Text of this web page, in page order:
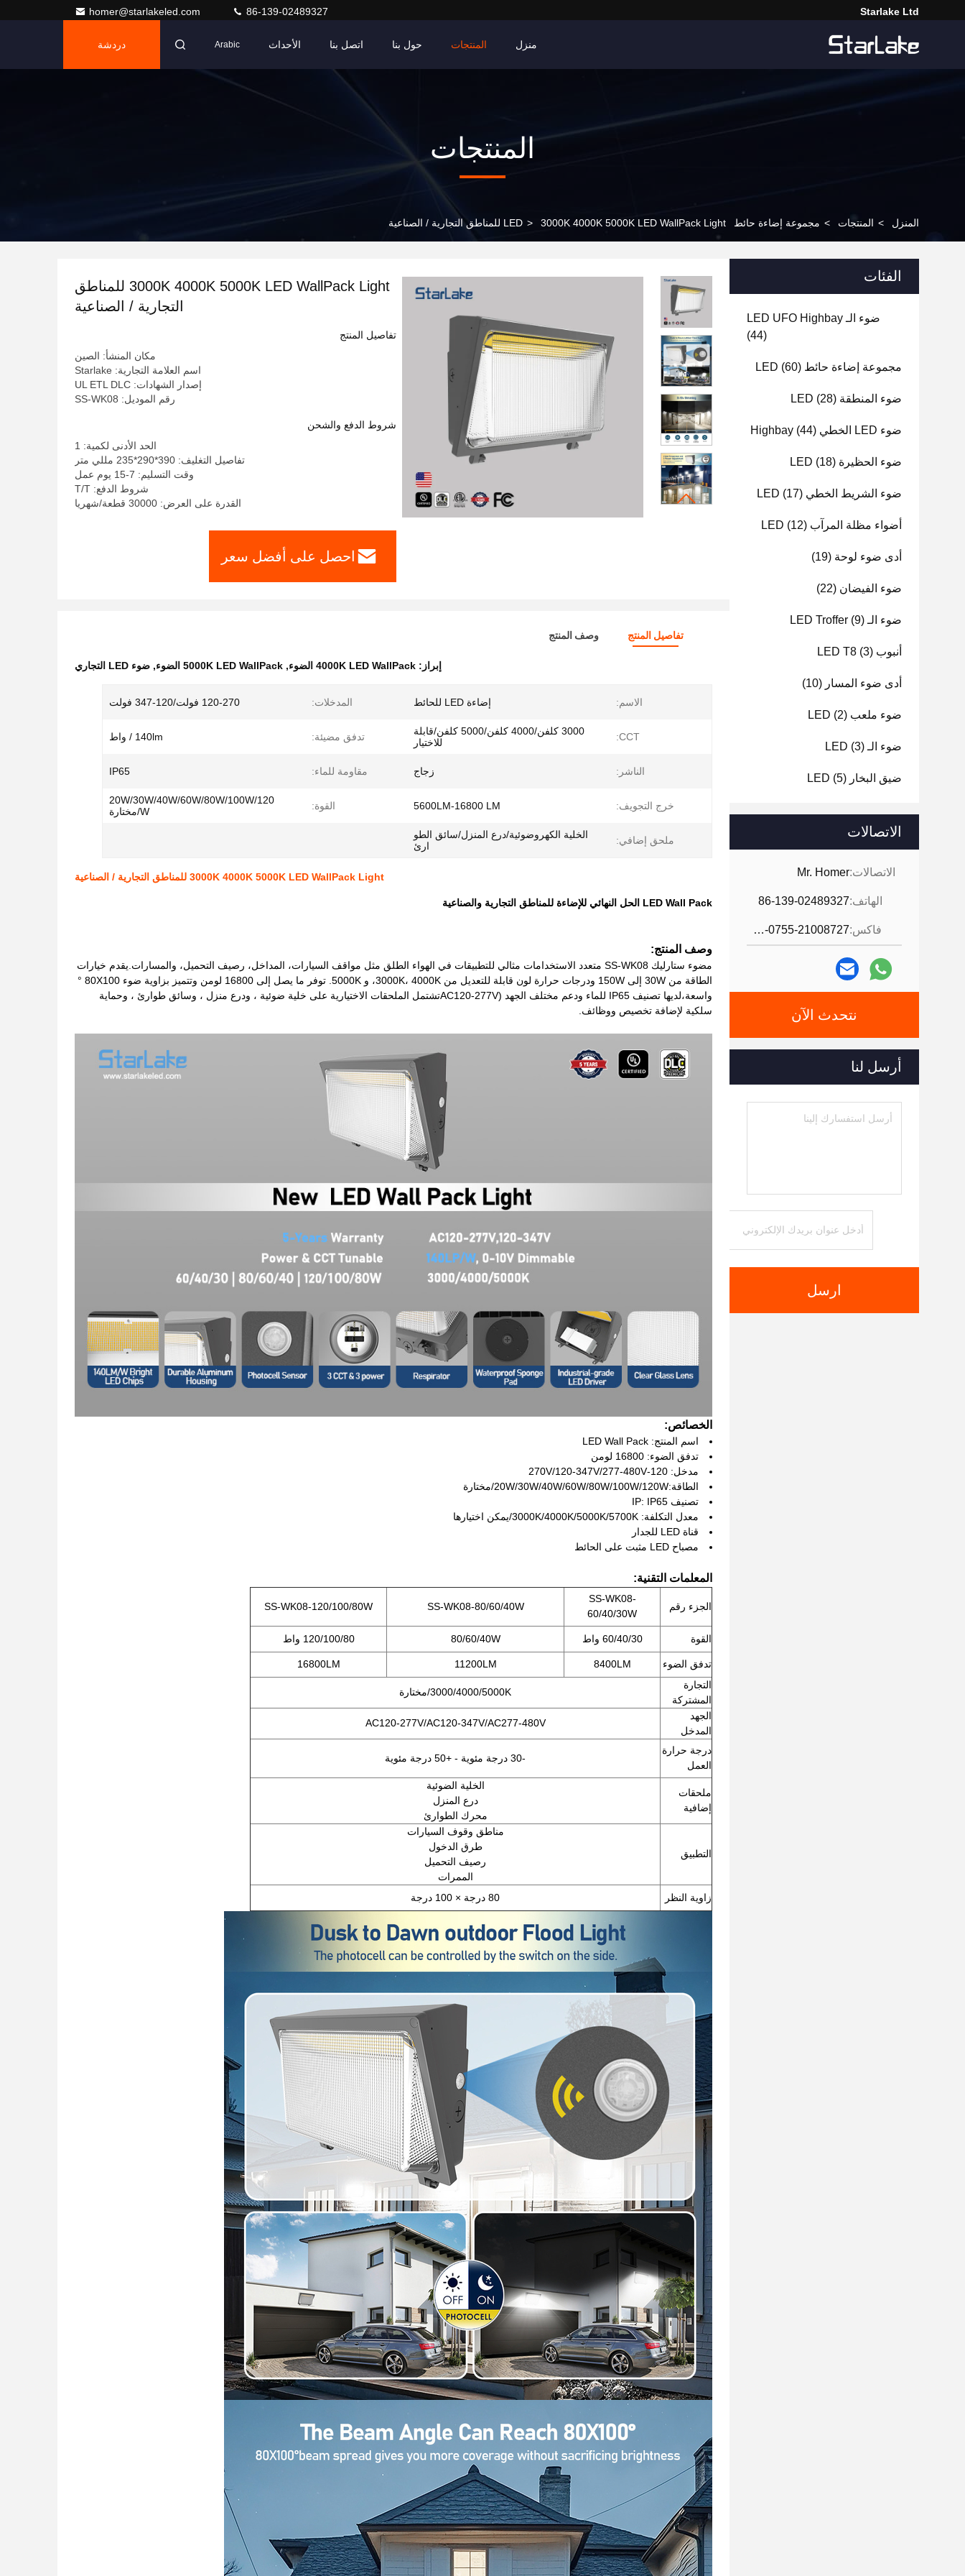
Starlake Ltd
homer@starlakeled.com 86-139-02489327
منزل المنتجات حول بنا اتصل بنا الأحداث Arabic دردشة
المنتجات
المنزل > المنتجات > مجموعة إضاءة حائط LED > 3000K 4000K 5000K LED WallPack Light للمناطق التجارية / الصناعية
الفئات
ضوء الـ LED UFO Highbay
(44)
مجموعة إضاءة حائط LED (60)
ضوء المنطقة LED (28)
ضوء LED الخطي Highbay (44)
ضوء الحظيرة LED (18)
ضوء الشريط الخطي LED (17)
أضواء مظلة المرآب LED (12)
أدى ضوء لوحة (19)
ضوء الفيضان (22)
ضوء الـ LED Troffer (9)
أنبوب LED T8 (3)
أدى ضوء المسار (10)
ضوء ملعب LED (2)
ضوء الـ LED (3)
ضيق البخار LED (5)
الاتصالات
الاتصالات:Mr. Homer
الهاتف:86-139-02489327
فاكس: 86-0755-21008727
نتحدث الآن
أرسل لنا
ارسل
3000K 4000K 5000K LED WallPack Light للمناطق
التجارية / الصناعية
تفاصيل المنتج
مكان المنشأ: الصين
اسم العلامة التجارية: Starlake
إصدار الشهادات: UL ETL DLC
رقم الموديل: SS-WK08
شروط الدفع والشحن
الحد الأدنى لكمية: 1
تفاصيل التغليف: 390*290*235 مللي متر
وقت التسليم: 7-15 يوم عمل
شروط الدفع: T/T
القدرة على العرض: 30000 قطعة/شهريا
احصل على أفضل سعر
تفاصيل المنتج وصف المنتج
إبراز: 4000K LED WallPack الضوء , 5000K LED WallPack الضوء , ضوء LED التجاري
الاسم: إضاءة LED للحائط المدخلات: 120-270 فولت/120-347 فولت
CCT:
3000 كلفن/4000 كلفن/5000 كلفن/قابلة
للاختيار
تدفق مضيئة: 140lm / واط
الناشر: زجاج مقاومة للماء: IP65
خرج التجويف: 5600LM-16800 LM القوة:
20W/30W/40W/60W/80W/100W/120
W/مختارة
ملحق إضافي:
الخلية الكهروضوئية/درع المنزل/سائق الطو
ارئ
3000K 4000K 5000K LED WallPack Light للمناطق التجارية / الصناعية
LED Wall Pack الحل النهائي للإضاءة للمناطق التجارية والصناعية
وصف المنتج:
مضوء ستارليك SS-WK08 متعدد الاستخدامات مثالي للتطبيقات في الهواء الطلق مثل مواقف السيارات، المداخل، رصيف التحميل، والمسارات.يقدم خيارات
الطاقة من 30W إلى 150W ودرجات حرارة لون قابلة للتعديل من 3000K، 4000K، و 5000K. توفر ما يصل إلى 16800 لومن وتتميز بزاوية ضوء 80X100 °
واسعة،لديها تصنيف IP65 للماء ودعم مختلف الجهد (AC120-277Vتشتمل الملحقات الاختيارية على خلية ضوئية ، ودرع منزل ، وسائق طوارئ ، وحماية
سلكية لإضافة تخصيص ووظائف.
الخصائص:
اسم المنتج: LED Wall Pack
تدفق الضوء: 16800 لومن
مدخل: 120-270V/120-347V/277-480V
الطاقة:20W/30W/40W/60W/80W/100W/120W/مختارة
تصنيف IP: IP65
معدل التكلفة: 3000K/4000K/5000K/5700K/يمكن اختيارها
قناة LED للجدار
مصباح LED مثبت على الحائط
المعلمات التقنية:
الجزء رقم
SS-WK08-
60/40/30W
SS-WK08-80/60/40W
SS-WK08-120/100/80W
القوة 60/40/30 واط 80/60/40W 120/100/80 واط
تدفق الضوء 8400LM
11200LM
16800LM
التجارة
المشتركة
3000/4000/5000K/مختارة
الجهد
المدخل
AC120-277V/AC120-347V/AC277-480V
درجة حرارة
العمل
-30 درجة مئوية - +50 درجة مئوية
ملحقات
إضافية
الخلية الضوئية
درع المنزل
محرك الطوارئ
التطبيق
مناطق وقوف السيارات
طرق الدخول
رصيف التحميل
الممرات
زاوية النظر
80 درجة × 100 درجة